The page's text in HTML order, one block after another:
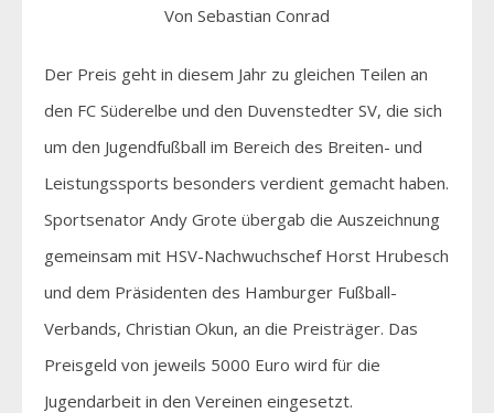
Von Sebastian Conrad
Der Preis geht in diesem Jahr zu gleichen Teilen an
den FC Süderelbe und den Duvenstedter SV, die sich
um den Jugendfußball im Bereich des Breiten- und
Leistungssports besonders verdient gemacht haben.
Sportsenator Andy Grote übergab die Auszeichnung
gemeinsam mit HSV-Nachwuchschef Horst Hrubesch
und dem Präsidenten des Hamburger Fußball-
Verbands, Christian Okun, an die Preisträger. Das
Preisgeld von jeweils 5000 Euro wird für die
Jugendarbeit in den Vereinen eingesetzt.